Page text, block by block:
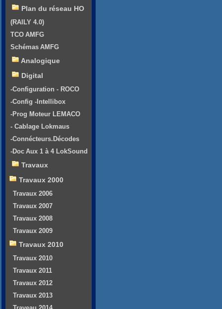
Plan du réseau HO
(RAILY 4.0)
TCO AMFG
Schémas AMFG
Analogique
Digital
-Configuration - ROCO
-Config -Intellibox
-Prog Moteur LEMACO
- Cablage Lokmaus
-Connécteurs.Décodes
-Doc Aux 1 à 4 LokSound
Travaux
Travaux 2000
Travaux 2006
Travaux 2007
Travaux 2008
Travaux 2009
Travaux 2010
Travaux 2010
Travaux 2011
Travaux 2012
Travaux 2013